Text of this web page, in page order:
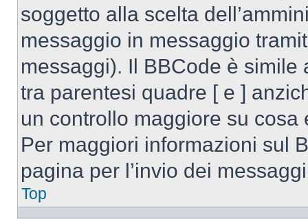
soggetto alla scelta
messaggio in messaggio
messaggi). Il BBCode è simile
tra parentesi quadre [ e ]
un controllo maggiore su
Per maggiori informazioni sul
pagina per l’invio dei
Top